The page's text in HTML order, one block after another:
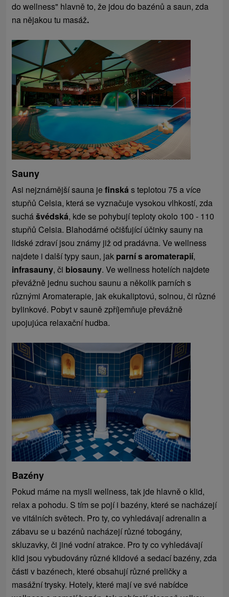
do wellness" hlavně to, že jdou do bazénů a saun, zda
na nějakou tu masáž.
Sauny
Asi nejznámější sauna jefinská s teplotou 75 a více
stupňů Celsia, která se vyznačuje vysokou vlhkostí, zda
suchášvédská, kde se pohybují teploty okolo 100 - 110
stupňů Celsia. Blahodárné očišťující účinky sauny na
lidské zdraví jsou známy již od pradávna. Ve wellness
najdete i další typy saun, jak parní s aromaterapií,
infrasauny, či biosauny. Ve wellness hotelích najdete
převážně jednu suchou saunu a několik parních s
různými Aromaterapie, jak ekukaliptovú, solnou, či různé
bylinkové. Pobyt v sauně zpříjemňuje převážně
upojujúca relaxační hudba.
Bazény
Pokud máme na mysli wellness, tak jde hlavně o klid,
relax a pohodu. S tím se pojí i bazény, které se nacházejí
ve vitálních světech. Pro ty, co vyhledávají adrenalin a
zábavu se u bazénů nacházejí různé tobogány,
skluzavky, či jiné vodní atrakce. Pro ty co vyhledávají
klid jsou vybudovány různé klidové a sedací bazény, zda
části v bazénech, které obsahují různé preličky a
masážní trysky. Hotely, které mají ve své nabídce